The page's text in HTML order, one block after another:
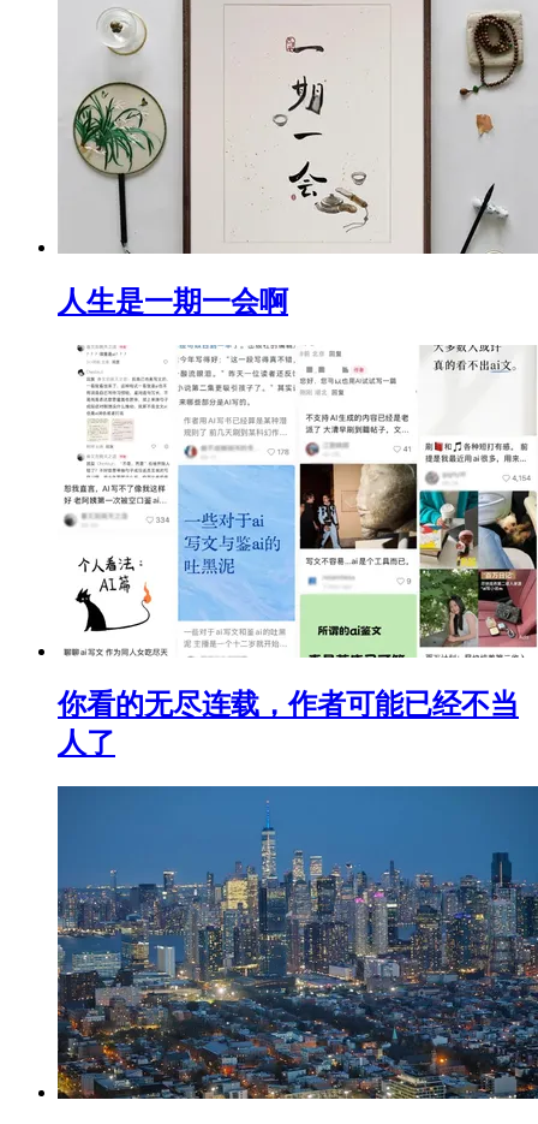
人生是一期一会啊
你看的无尽连载，作者可能已经不当
人了